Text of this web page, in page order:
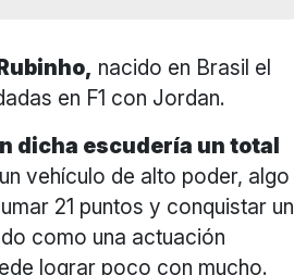
nacido en Brasil el
en F1 con Jordan.
dicha escudería un total
vehículo de alto poder, algo
21 puntos y conquistar un
como una actuación
lograr poco con mucho.